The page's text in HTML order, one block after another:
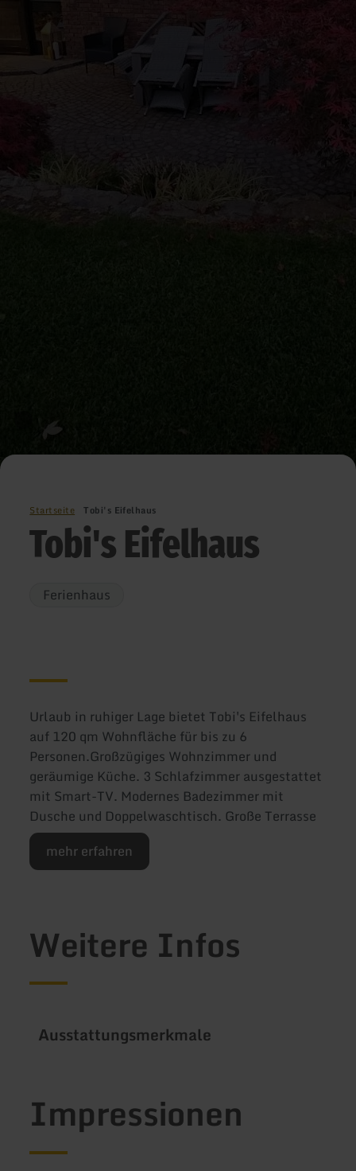
Startseite Tobi's Eifelhaus
Tobi's Eifelhaus
Ferienhaus
Urlaub in ruhiger Lage bietet Tobi's Eifelhaus
auf 120 qm Wohnfläche für bis zu 6
Personen.Großzügiges Wohnzimmer und
geräumige Küche. 3 Schlafzimmer ausgestattet
mit Smart-TV. Modernes Badezimmer mit
Dusche und Doppelwaschtisch. Große Terrasse
mehr erfahren
Weitere Infos
Ausstattungsmerkmale
Impressionen